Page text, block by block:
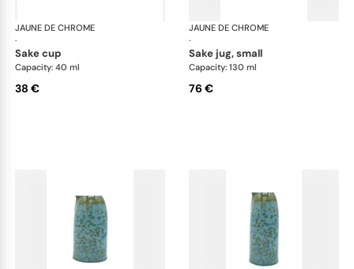
JAUNE DE CHROME
·
Nymphéa
sake cup
Capacity: 40 ml
38 €
JAUNE DE CHROME
·
sake jug, small
Capacity: 130 ml
76 €